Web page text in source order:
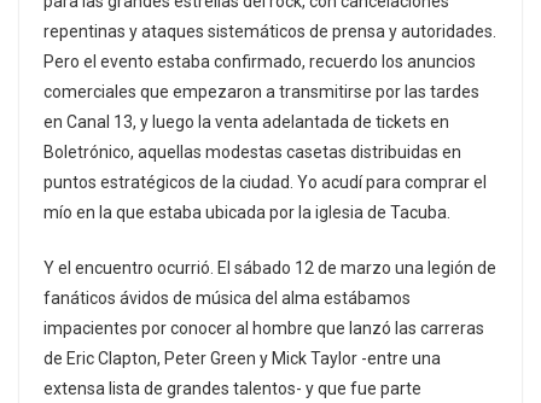
repentinas y ataques sistemáticos de prensa y autoridades.
Pero el evento estaba confirmado, recuerdo los anuncios
comerciales que empezaron a transmitirse por las tardes
en Canal 13, y luego la venta adelantada de tickets en
Boletrónico, aquellas modestas casetas distribuidas en
puntos estratégicos de la ciudad. Yo acudí para comprar el
mío en la que estaba ubicada por la iglesia de Tacuba.
Y el encuentro ocurrió. El sábado 12 de marzo una legión de
fanáticos ávidos de música del alma estábamos
impacientes por conocer al hombre que lanzó las carreras
de Eric Clapton, Peter Green y Mick Taylor -entre una
extensa lista de grandes talentos- y que fue parte